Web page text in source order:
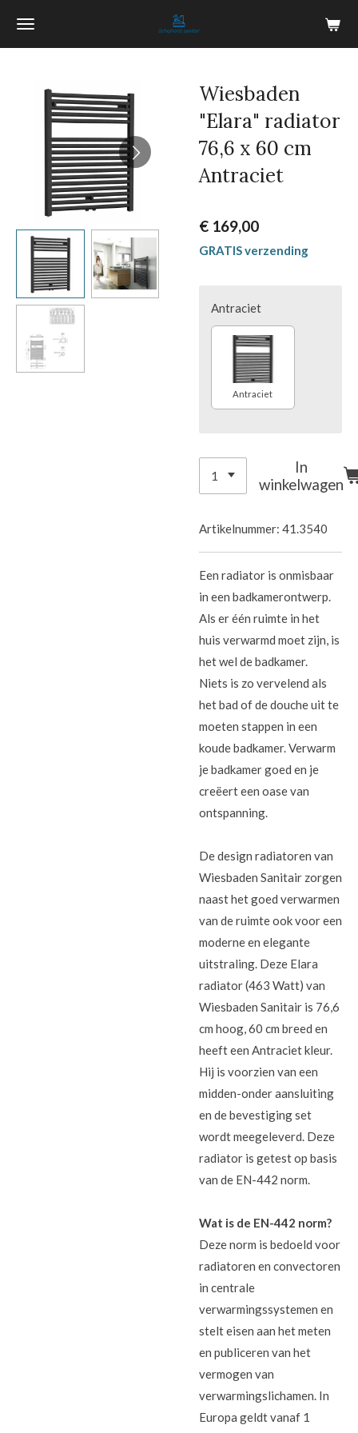
Ga
hoofdinhoud
Wiesbaden
"Elara" radiator
76,6 x 60 cm
Antraciet
€ 169,00
GRATIS verzending
Antraciet
Antraciet
In
winkelwagen
Artikelnummer: 41.3540
Een radiator is onmisbaar
in een badkamerontwerp.
Als er één ruimte in het
huis verwarmd moet zijn, is
het wel de badkamer.
Niets is zo vervelend als
het bad of de douche uit te
moeten stappen in een
koude badkamer. Verwarm
je badkamer goed en je
creëert een oase van
ontspanning.
De design radiatoren van
Wiesbaden Sanitair zorgen
naast het goed verwarmen
van de ruimte ook voor een
moderne en elegante
uitstraling. Deze Elara
radiator (463 Watt) van
Wiesbaden Sanitair is 76,6
cm hoog, 60 cm breed en
heeft een Antracietkleur.
Hij is voorzien van een
midden-onder aansluiting
en de bevestiging set
wordt meegeleverd. Deze
radiator is getest op basis
van de EN-442 norm.
Wat is de EN-442 norm?
Deze norm is bedoeld voor
radiatoren en convectoren
in centrale
verwarmingssystemen en
stelt eisen aan het meten
en publiceren van het
vermogen van
verwarmingslichamen. In
Europa geldt vanaf 1